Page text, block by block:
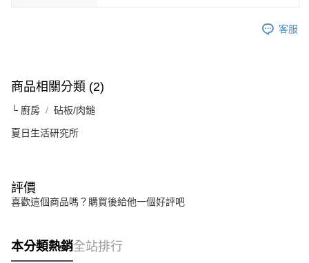
客服
商品相關分類 (2)
└ 廚房 砧板/肉鎚
夏日生活研究所
評價
喜歡這個商品嗎？購買後給他一個好評吧
本分類熱銷全站排行